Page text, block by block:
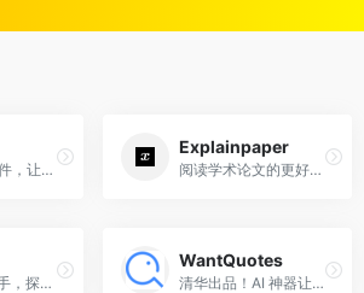
一款浏览器插件，让ChatGPT修改、校对英语文章
Explainpaper
阅读学术论文的更好方法，你的学术论文阅读助手。
AI论文研究助手，探索和解释论文的平台
WantQuotes
清华出品！AI 神器让你的文案立马变高级